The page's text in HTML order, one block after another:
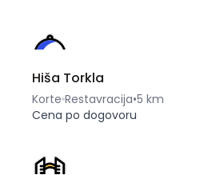
Hiša Torkla
Korte Restavracija•5 km
Cena po dogovoru